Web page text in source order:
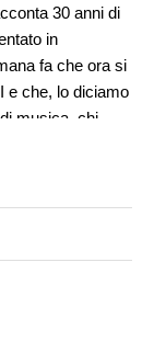
30 anni di
in
fa che ora si
e che, lo diciamo
musica, chi
l’ha vissuta,
e vivide
anche